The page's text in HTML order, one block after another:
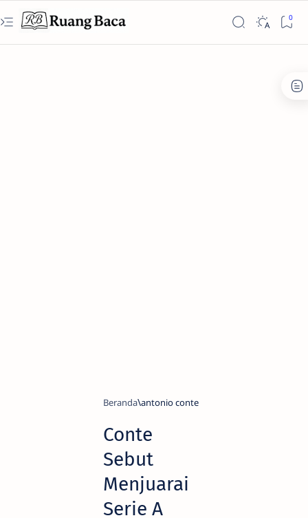
Beranda antonio conte
Conte
Sebut
Menjuarai
Serie A